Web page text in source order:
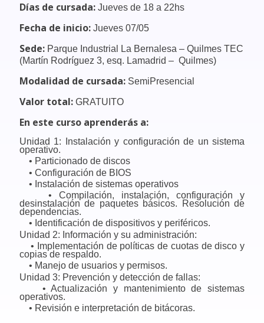
Días de cursada: Jueves de 18 a 22hs
Fecha de inicio: Jueves 07/05
Sede: Parque Industrial La Bernalesa – Quilmes TEC
(Martín Rodríguez 3, esq. Lamadrid – Quilmes)
Modalidad de cursada: SemiPresencial
Valor total: GRATUITO
En este curso aprenderás a:
Unidad 1: Instalación y configuración de un sistema
operativo.
• Particionado de discos
• Configuración de BIOS
• Instalación de sistemas operativos
• Compilación, instalación, configuración y
desinstalación de paquetes básicos. Resolución de
dependencias.
• Identificación de dispositivos y periféricos.
Unidad 2: Información y su administración:
• Implementación de políticas de cuotas de disco y
copias de respaldo.
• Manejo de usuarios y permisos.
Unidad 3: Prevención y detección de fallas:
• Actualización y mantenimiento de sistemas
operativos.
• Revisión e interpretación de bitácoras.